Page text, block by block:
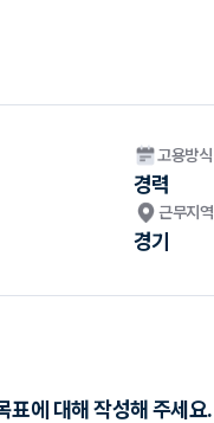
고용방식
경력
근무지역
경기
표에 대해 작성해 주세요.